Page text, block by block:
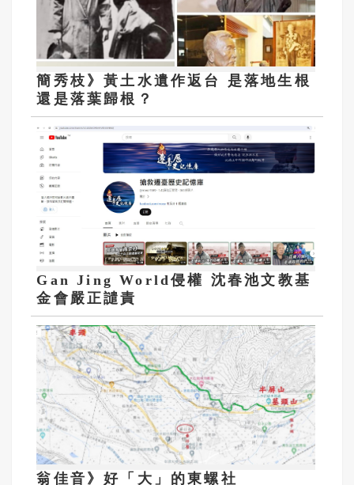
簡秀枝》黃土水遺作返台 是落地生根
還是落葉歸根？
Gan Jing World侵權 沈春池文教基
金會嚴正譴責
翁佳音》好「大」的東螺社